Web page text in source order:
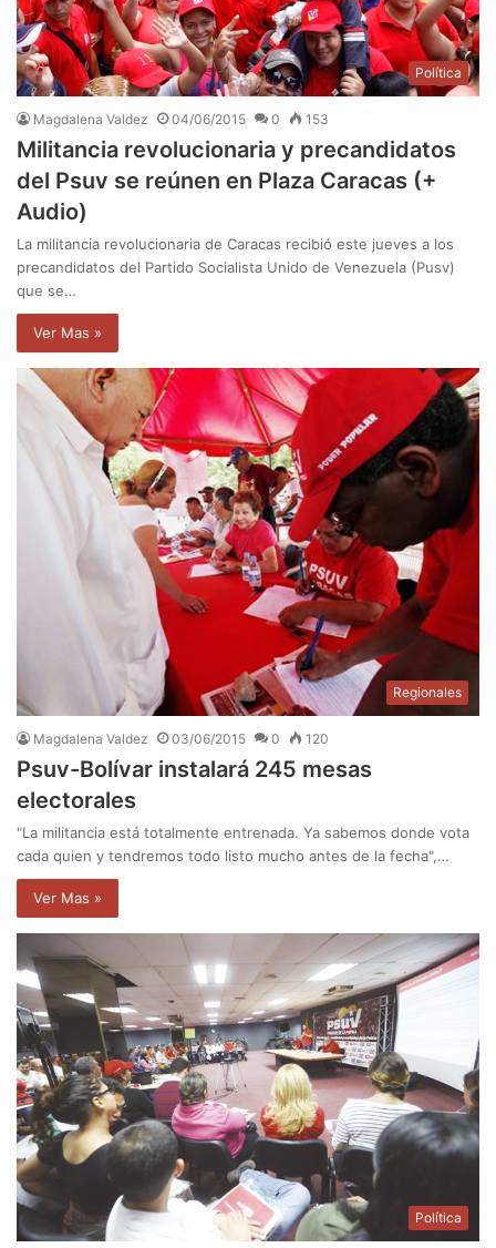
Política
Magdalena Valdez 04/06/2015 0 153
Militancia revolucionaria y precandidatos
del Psuv se reúnen en Plaza Caracas (+
Audio)
La militancia revolucionaria de Caracas recibió este jueves a los
precandidatos del Partido Socialista Unido de Venezuela (Pusv)
que se…
Ver Mas »
Regionales
Magdalena Valdez 03/06/2015 0 120
Psuv-Bolívar instalará 245 mesas
electorales
"La militancia está totalmente entrenada. Ya sabemos donde vota
cada quien y tendremos todo listo mucho antes de la fecha",…
Ver Mas »
Política